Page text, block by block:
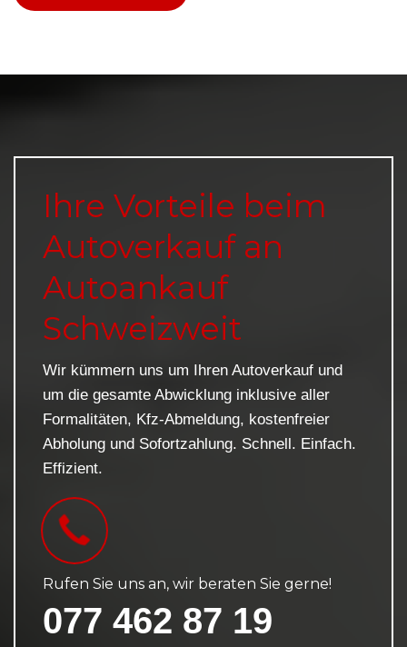
Ihre Vorteile beim
Autoverkauf an
Autoankauf
Schweizweit
Wir kümmern uns um Ihren Autoverkauf und
um die gesamte Abwicklung inklusive aller
Formalitäten, Kfz-Abmeldung, kostenfreier
Abholung und Sofortzahlung. Schnell. Einfach.
Effizient.
Rufen Sie uns an, wir beraten Sie gerne!
077 462 87 19